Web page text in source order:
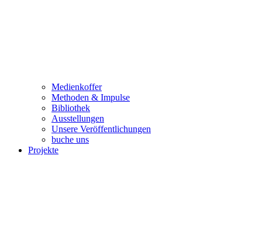
Medienkoffer
Methoden & Impulse
Bibliothek
Ausstellungen
Unsere Veröffentlichungen
buche uns
Projekte